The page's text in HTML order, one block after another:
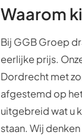
Waarom
Bij GGB Groep
eerlijke prijs.
Dordrecht met
afgestemd op
uitgebreid wat u
staan. Wij